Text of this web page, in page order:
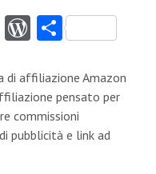
W
A
W
d
Pr
es
C
n
di
vi
di affiliazione Amazon
pensato per
commissioni
pubblicità e link ad